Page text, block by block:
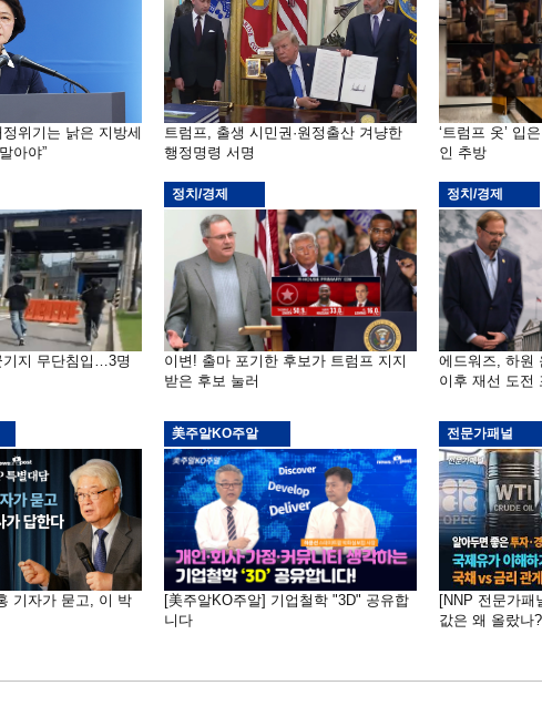
위기는 낡은 지방세
아야”
트럼프, 출생 시민권·원정출산 겨냥한
행정명령 서명
‘트럼프 옷’ 입
인 추방
지 무단침입…3명
정치/경제
이변! 출마 포기한 후보가 트럼프 지지
받은 후보 눌러
정치/경제
에드워즈, 하원
이후 재선 도전
기자가 묻고, 이 박
美주알KO주알
[美주알KO주알] 기업철학 "3D" 공유합
니다
전문가패널
[NNP 전문가패
값은 왜 올랐